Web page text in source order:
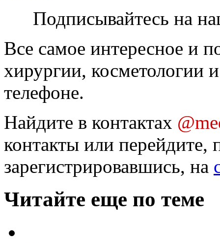
Подписывайтесь на
Все самое интересное и
хирургии, косметологии
телефоне.
Найдите в контактах
контакты или перейдите,
зарегистрировавшись, на
Читайте еще по теме